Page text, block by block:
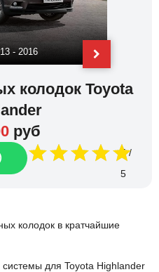
- 2016
колодок Toyota
руб
5
колодок в кратчайшие
для Toyota Highlander